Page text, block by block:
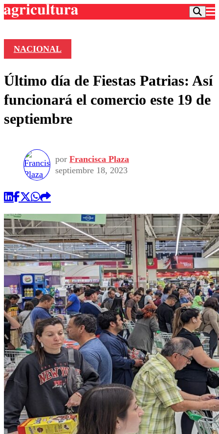
Frecuencias
Agricultura TV
Deportes
Colo Colo
Seleccion Chilena
Torneo Internacional
Entretención
Economía
Internacional
Publicaciones en medios
Opinión
NACIONAL
Último día de Fiestas Patrias: Así
funcionará el comercio este 19 de
septiembre
por Francisca Plaza
septiembre 18, 2023